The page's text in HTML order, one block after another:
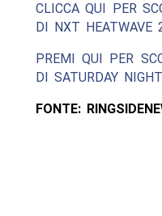
CLICCA QUI PER
DI NXT HEATWAVE
PREMI QUI PER
DI SATURDAY
FONTE: